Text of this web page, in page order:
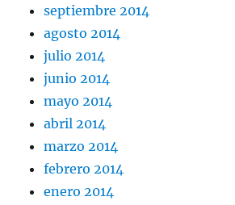
septiembre 2014
agosto 2014
julio 2014
junio 2014
mayo 2014
abril 2014
marzo 2014
febrero 2014
enero 2014